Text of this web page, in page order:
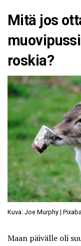
Mitä jos
roskia?
Kuva: Joe Murphy |
Maan päivälle oli